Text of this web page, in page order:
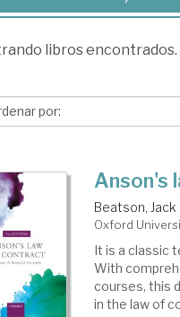
libros encontrados.
Anson's
Beatson, Jack
Oxford
It is a classic
With
courses, this
in the law of